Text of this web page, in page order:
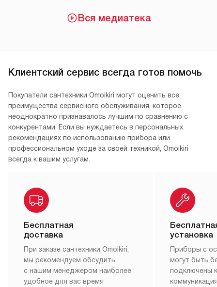
Вся медиатека
Клиентский сервис всегда готов помочь
Покупатели сантехники Omoikiri могут оценить все
преимущества сервисного обслуживания, которое
неоднократно признавалось лучшим по сравнению с
конкурентами. Если вы нуждаетесь в персональных
рекомендациях по использованию прибора или
профессиональном уходе за своей техникой, Omoikiri
всегда к вашим услугам.
Бесплатная
доставка
При заказе сантехники Omoikiri,
мы рекомендуем обсудить
с нашим менеджером наиболее
удобное для вас время
установка
Приборы с
могут быть
подключены